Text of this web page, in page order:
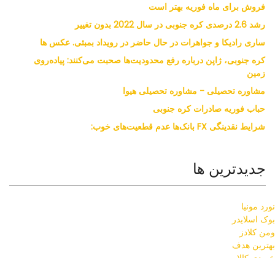
فروش برای ماه فوریه بهتر است
رشد 2.6 درصدی کره جنوبی در سال 2022 بدون تغییر
ساری رادیکا و جواهرات در حال حاضر در رویداد بمبئی. عکس ها
کره جنوبی، ژاپن درباره رفع محدودیت‌ها صحبت می‌کنند: پیاده‌روی
زمین
مشاوره تحصیلی - مشاوره تحصیلی هیوا
حباب فوریه صادرات کره جنوبی
شرایط نقدینگی FX بانک‌ها عدم قطعیت‌های خوب:
جدیدترین ها
نورد مونیا
بوک اسلایدر
ومن کلادز
بهترین هدف